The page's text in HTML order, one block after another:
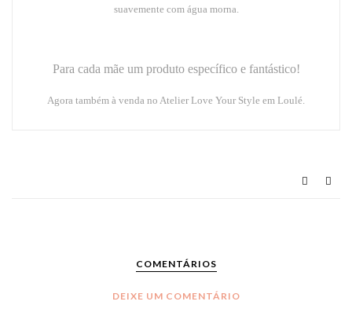
suavemente com água morna.
Para cada mãe um produto específico e fantástico!
Agora também à venda no Atelier Love Your Style em Loulé.
COMENTÁRIOS
DEIXE UM COMENTÁRIO